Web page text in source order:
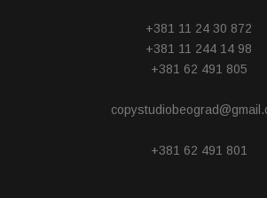
+381 11 24 30 872
+381 11 244 14 98
+381 62 491 805
+381 62 491 801